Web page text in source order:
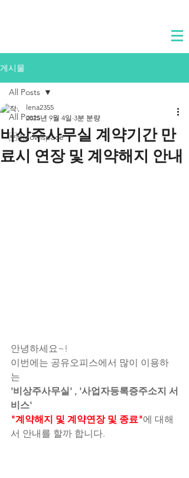
게시물
All Posts
theowlspace
All Posts
비상주사무실 계약기간 만
료시 연장 및 계약해지 안내
lena2355
2025년 9월 4일 3분 분량
안녕하세요~!
이번에는 공유오피스에서 많이 이용하
는
'비상주사무실' , '사업자등록증주소지 서
비스'
"계약해지 및 계약연장 및 종료"​에 대해
서 안내를 할까 합니다.